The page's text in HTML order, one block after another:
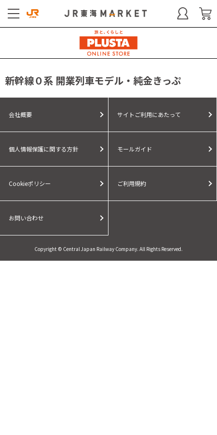
新幹線０系 開業列車モデル・純金きっぷ
会社概要 サイトご利用にあたって
個人情報保護に関する方針 モールガイド
Cookieポリシー ご利用規約
お問い合わせ
Copyright © Central Japan Railway Company. All Rights Reserved.